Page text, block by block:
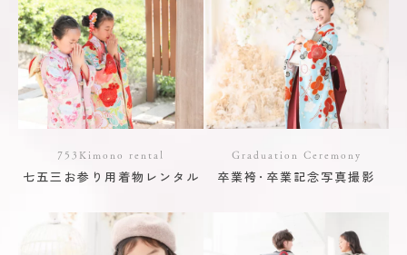
753Kimono rental
七五三お参り用着物レンタル
Graduation Ceremony
卒業袴･卒業記念写真撮影